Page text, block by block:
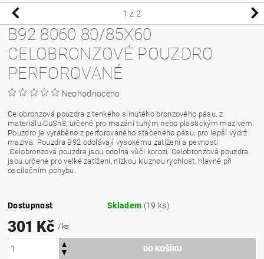
1 z 2
B92 8060 80/85X60
CELOBRONZOVÉ POUZDRO
PERFOROVANÉ
Neohodnoceno
Celobronzová pouzdra z tenkého slinutého bronzového pásu, z
materiálu CuSn8, určené pro mazání tuhým nebo plastickým mazivem.
Pouzdro je vyráběno z perforovaného stáčeného pásu, pro lepší výdrž
maziva. Pouzdra B92 odolávají vysokému zatížení a pevnosti
.Celobronzová pouzdra jsou odolná vůči korozi. Celobronzová pouzdra
jsou určené pro velké zatížení, nízkou kluznou rychlost, hlavně při
oscilačním pohybu.
Dostupnost Skladem (19 ks)
301 Kč / ks